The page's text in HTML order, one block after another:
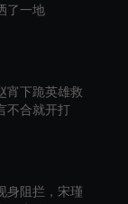
了一地
宵下跪英雄救
不合就开打
身阻拦，宋瑾